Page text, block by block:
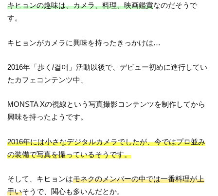
キヒョンの趣味は、カメラ、料理、映画鑑賞なのだそうで
す。
キヒョンがカメラに興味を持ったきっかけは…
2016年「歩く/걸어」活動以後で、デビュー初めに進行してい
たカフェコンテンツ中、
MONSTA Xの視線という写真撮影コンテンツを制作してから
興味を持ったようです。
2016年には小さなデジタルカメラでしたが、今ではプロ並み
の装備で写真を撮っているそうです。
そして、キヒョンはモネクのメンバーの中では一番料理が上
手いそうで、関心も多いんだとか。